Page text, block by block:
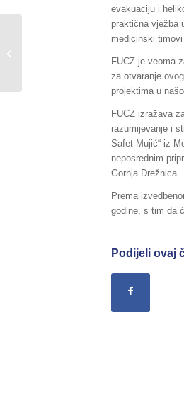
evakuaciju i
praktična vježba
medicinski timovi
FUCZ je veoma
za otvaranje
projektima u
FUCZ izražava
razumijevanje i
Safet Mujić“ iz
neposrednim
Gornja Drežnica.
Prema
godine, s tim da
Podijeli ovaj
Sažetak Redovnog izvještaja o stanju